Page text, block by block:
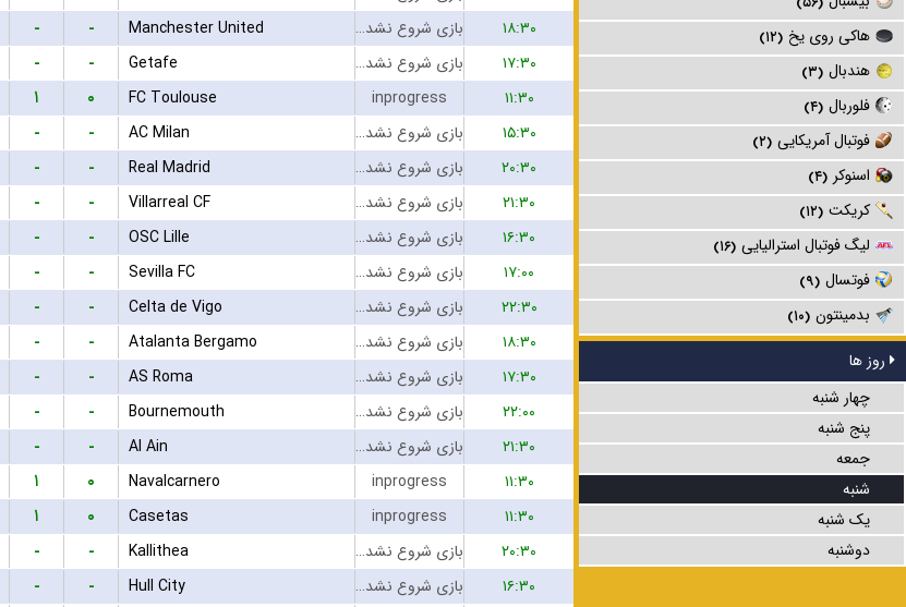
هاکی روی یخ (۱۲)
هندبال (۳)
فلوربال (۴)
فوتبال آمریکایی (۲)
اسنوکر (۴)
کریکت (۱۲)
لیگ فوتبال استرالیایی (۱۶)
فوتسال (۹)
بدمینتون (۱۰)
روز ها
چهار شنبه
پنج شنبه
جمعه
شنبه
یک شنبه
دوشنبه
- - Manchester United بازی شروع نشده است
۱۸:۳۰
- - Getafe بازی شروع نشده است
۱۷:۳۰
۱ ۰ FC Toulouse inprogress
۱۱:۳۰
- - AC Milan بازی شروع نشده است
۱۵:۳۰
- - Real Madrid بازی شروع نشده است
۲۰:۳۰
- - Villarreal CF بازی شروع نشده است
۲۱:۳۰
- - OSC Lille بازی شروع نشده است
۱۶:۳۰
- - Sevilla FC بازی شروع نشده است
۱۷:۰۰
- - Celta de Vigo بازی شروع نشده است
۲۲:۳۰
- - Atalanta Bergamo بازی شروع نشده است
۱۸:۳۰
- - AS Roma بازی شروع نشده است
۱۷:۳۰
- - Bournemouth بازی شروع نشده است
۲۲:۰۰
- - Al Ain بازی شروع نشده است
۲۱:۳۰
۱ ۰ Navalcarnero inprogress
۱۱:۳۰
۱ ۰ Casetas inprogress
۱۱:۳۰
- - Kallithea بازی شروع نشده است
۲۰:۳۰
- - Hull City بازی شروع نشده است
۱۶:۳۰